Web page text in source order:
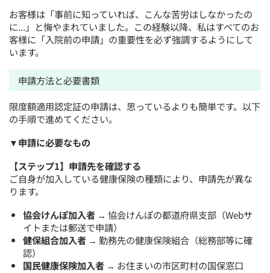
お客様は「事前に知っていれば、こんな苦労はしなかったの
に...」と悔やまれていました。この経験以降、私はすべてのお
客様に「入院前の申請」の重要性を必ず強調するようにして
います。
申請方法と必要書類
限度額適用認定証の申請は、思っているよりも簡単です。以下
の手順で進めてください。
▼申請に必要なもの
【ステップ1】申請先を確認する
ご自身が加入している健康保険の種類により、申請先が異な
ります。
協会けんぽ加入者 → 協会けんぽの都道府県支部（Webサ
イトまたは郵送で申請）
健保組合加入者 → 勤務先の健康保険組合（総務部等に確
認）
国民健康保険加入者 → お住まいの市区町村の国保窓口